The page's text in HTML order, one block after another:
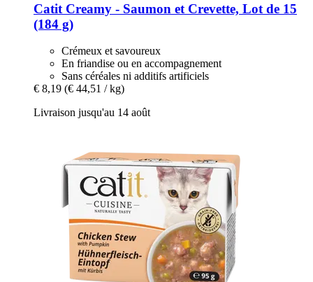
Catit Creamy -​ Saumon et Crevette, Lot de 15
(184 g)
Crémeux et savoureux
En friandise ou en accompagnement
Sans céréales ni additifs artificiels
€ 8,19 (€ 44,51 / kg)
Livraison jusqu'au 14 août